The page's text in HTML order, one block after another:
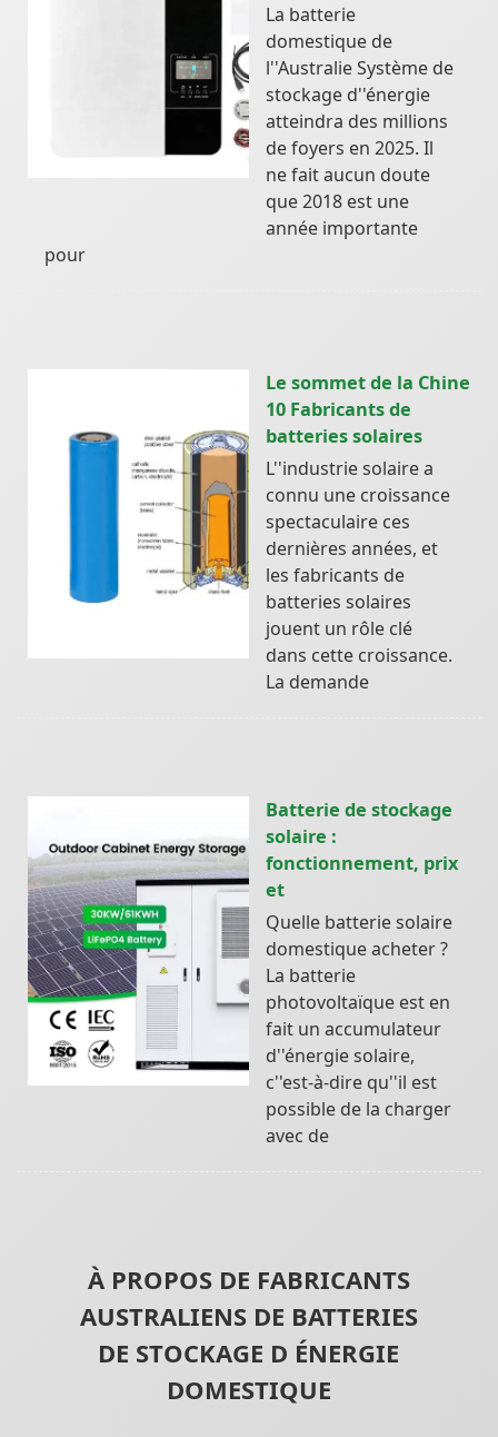
La batterie
domestique de
l''Australie Système de
stockage d''énergie
atteindra des millions
de foyers en 2025. Il
ne fait aucun doute
que 2018 est une
année importante
pour
Le sommet de la Chine
10 Fabricants de
batteries solaires
L''industrie solaire a
connu une croissance
spectaculaire ces
dernières années, et
les fabricants de
batteries solaires
jouent un rôle clé
dans cette croissance.
La demande
Batterie de stockage
solaire :
fonctionnement, prix
et
Quelle batterie solaire
domestique acheter ?
La batterie
photovoltaïque est en
fait un accumulateur
d''énergie solaire,
c''est-à-dire qu''il est
possible de la charger
avec de
À PROPOS DE FABRICANTS
AUSTRALIENS DE BATTERIES
DE STOCKAGE D ÉNERGIE
DOMESTIQUE